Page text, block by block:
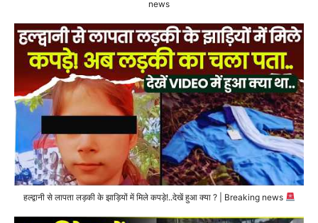
news
हल्द्वानी से लापता लड़की के झाड़ियों में मिले कपड़े!..देखें हुआ क्या ? | Breaking news